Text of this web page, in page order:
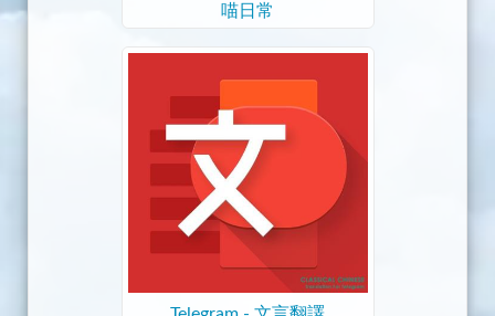
喵日常